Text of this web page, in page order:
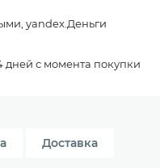
yandex.Деньги
дней с момента покупки
Доставка